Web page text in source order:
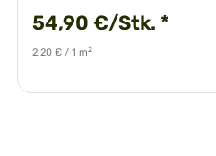
54,90 €/Stk. *
2,20 € / 1 m2